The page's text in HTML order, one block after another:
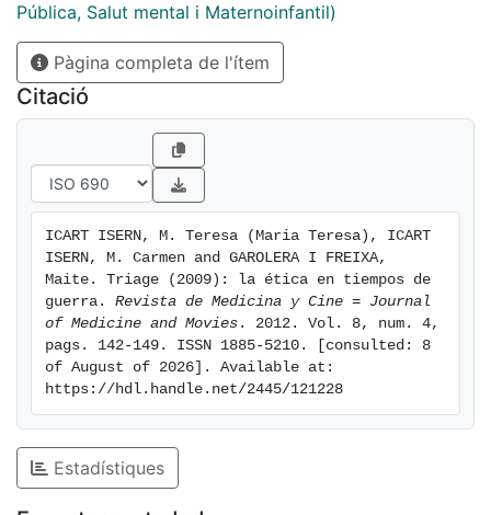
Pública, Salut mental i Maternoinfantil)
Pàgina completa de l'ítem
Citació
ICART ISERN, M. Teresa (Maria Teresa), ICART
ISERN, M. Carmen and GAROLERA I FREIXA,
Maite. Triage (2009): la ética en tiempos de
guerra. Revista de Medicina y Cine = Journal
of Medicine and Movies . 2012. Vol. 8, num. 4,
pags. 142-149. ISSN 1885-5210. [consulted: 8
of August of 2026]. Available at:
https://hdl.handle.net/2445/121228
Estadístiques